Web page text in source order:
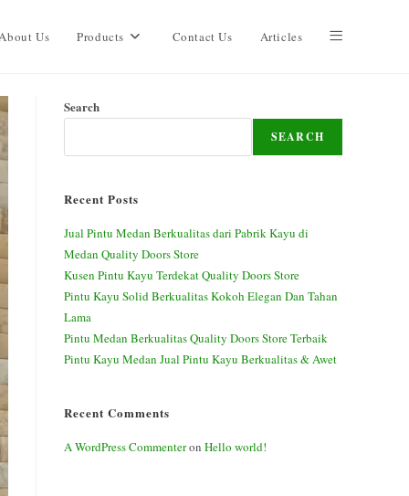
Us Products Contact Us Articles
Search
SEARCH
Recent Posts
Jual Pintu Medan Berkualitas dari Pabrik Kayu di
Medan Quality Doors Store
Kusen Pintu Kayu Terdekat Quality Doors Store
Pintu Kayu Solid Berkualitas Kokoh Elegan Dan Tahan
Lama
Pintu Medan Berkualitas Quality Doors Store Terbaik
Pintu Kayu Medan Jual Pintu Kayu Berkualitas & Awet
Recent Comments
A WordPress Commenteron Hello world!